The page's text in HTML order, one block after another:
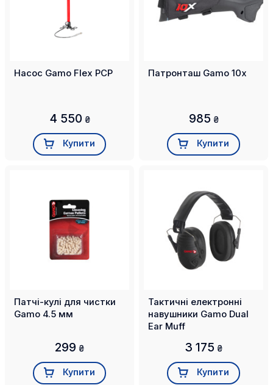
Насос Gamo Flex PCP
4 550 ₴
Купити
Патронташ Gamo 10x
985 ₴
Купити
Патчі-кулі для чистки
Gamo 4.5 мм
299 ₴
Купити
Тактичні електронні
навушники Gamo Dual
Ear Muff
3 175 ₴
Купити